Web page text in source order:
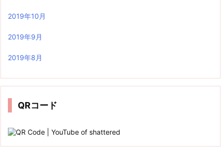
2019年10月
2019年9月
2019年8月
QRコード